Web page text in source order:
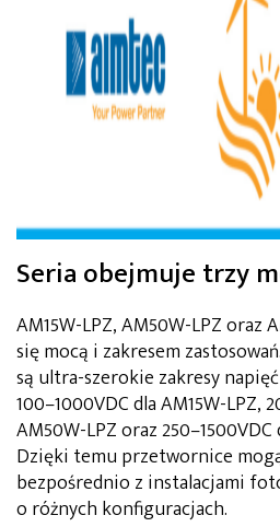
Seria obejmuje trzy
AM15W-LPZ, AM50W-LPZ oraz
się mocą i zakresem
są ultra-szerokie zakresy
100–1000VDC dla AM15W-LPZ,
AM50W-LPZ oraz 250–1500VDC
Dzięki temu przetwornice
bezpośrednio z instalacjami
o różnych konfiguracjach.